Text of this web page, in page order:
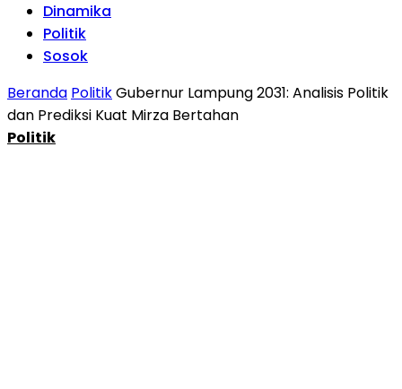
Dinamika
Politik
Sosok
Beranda PolitikGubernur Lampung 2031: Analisis Politik
dan Prediksi Kuat Mirza Bertahan
Politik